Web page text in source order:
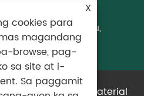
Longgang, Wenzhou,
Bimashi New Material
X
cookies para
magandang
browse, pag-
sa site at i-
Sa paggamit